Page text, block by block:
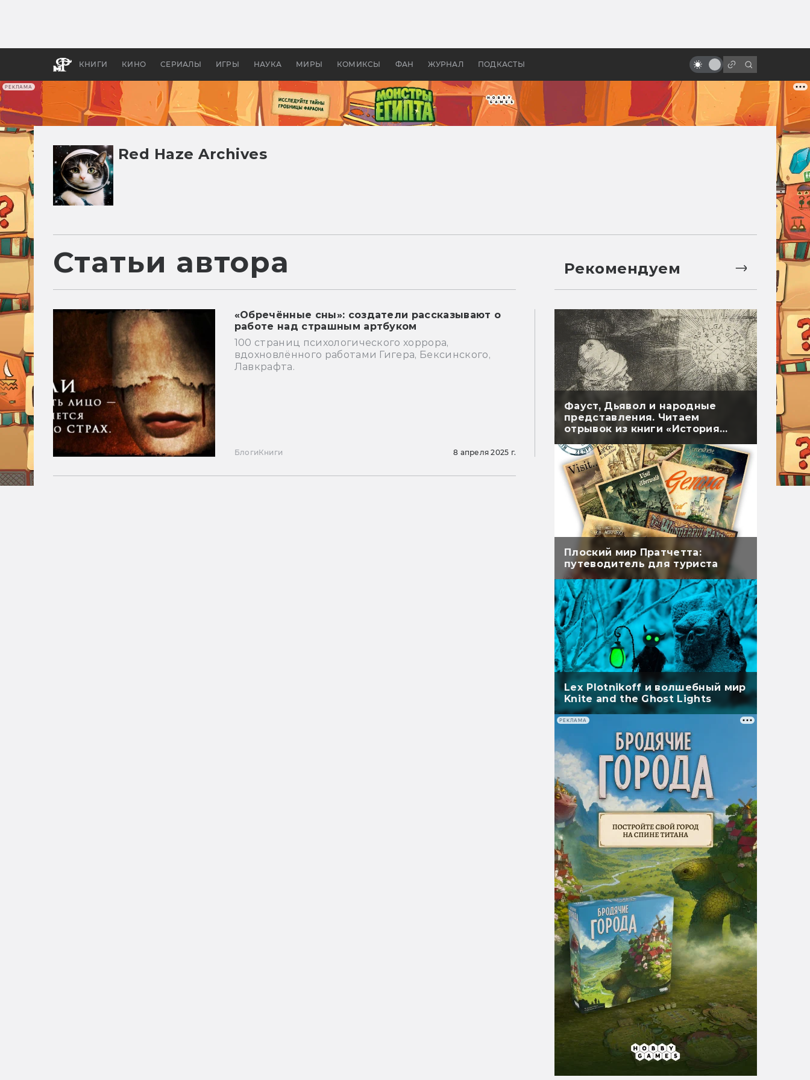
РЕКЛАМА
КНИГИ КИНО СЕРИАЛЫ ИГРЫ НАУКА МИРЫ КОМИКСЫ ФАН ЖУРНАЛ ПОДКАСТЫ
бы «Властелина колец»
Древней Грецией
самые безумные кроссоверы
Red Haze Archives
Статьи автора
«Обречённые сны»: создатели рассказывают о
работе над страшным артбуком
100 страниц психологического хоррора,
вдохновлённого работами Гигера, Бексинского,
Лавкрафта.
БлогиКниги 8 апреля 2025 г.
Рекомендуем
Фауст, Дьявол и народные
представления. Читаем
отрывок из книги «История
Плоский мир Пратчетта:
путеводитель для туриста
Lex Plotnikoff и волшебный мир
Knite and the Ghost Lights
РЕКЛАМА